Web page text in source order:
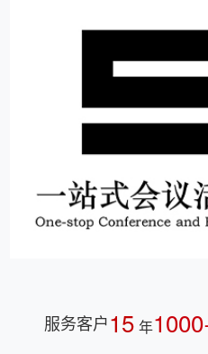
服务客户15 年